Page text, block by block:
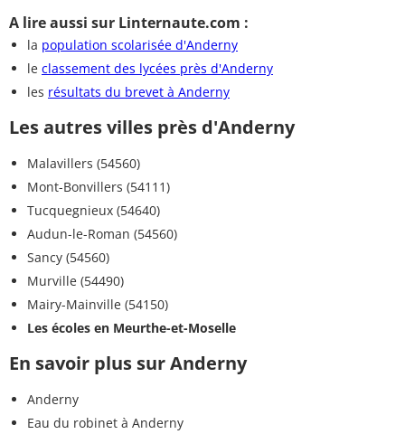
A lire aussi sur Linternaute.com :
la population scolarisée d'Anderny
le classement des lycées près d'Anderny
les résultats du brevet à Anderny
Les autres villes près d'Anderny
Malavillers (54560)
Mont-Bonvillers (54111)
Tucquegnieux (54640)
Audun-le-Roman (54560)
Sancy (54560)
Murville (54490)
Mairy-Mainville (54150)
Les écoles en Meurthe-et-Moselle
En savoir plus sur Anderny
Anderny
Eau du robinet à Anderny